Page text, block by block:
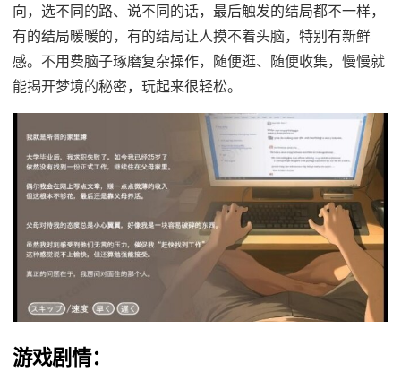
向，选不同的路、说不同的话，最后触发的结局都不一样，
有的结局暖暖的，有的结局让人摸不着头脑，特别有新鲜
感。不用费脑子琢磨复杂操作，随便逛、随便收集，慢慢就
能揭开梦境的秘密，玩起来很轻松。
游戏剧情：